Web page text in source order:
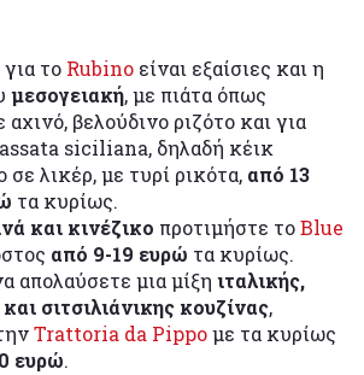
το Rubino είναι εξαίσιες και η
μεσογειακή, με πιάτα όπως
αχινό, βελούδινο ριζότο και για
siciliana, δηλαδή κέικ
λικέρ, με τυρί ρικότα, από 13
τα κυρίως.
και κινέζικο προτιμήστε τοBlue
από 9-19 ευρώ τα κυρίως.
απολαύσετε μια μίξη ιταλικής,
σιτσιλιάνικης κουζίνας,
Trattoria da Pippoμε τα κυρίως
ευρώ.